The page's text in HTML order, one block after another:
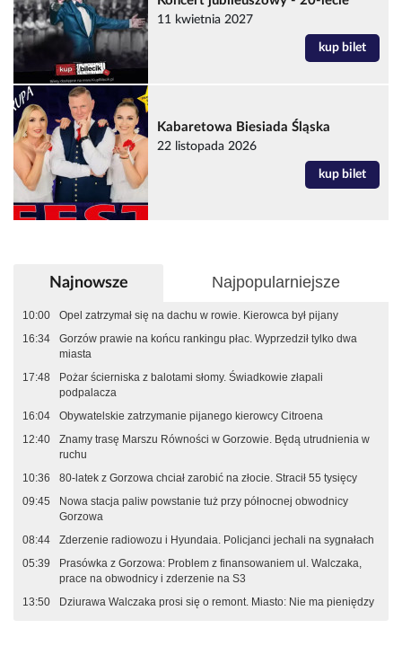
11 kwietnia 2027
kup bilet
Kabaretowa Biesiada Śląska
22 listopada 2026
kup bilet
Najnowsze Najpopularniejsze
10:00
Opel zatrzymał się na dachu w rowie. Kierowca był pijany
16:34
Gorzów prawie na końcu rankingu płac. Wyprzedził tylko dwa
miasta
17:48
Pożar ścierniska z balotami słomy. Świadkowie złapali
podpalacza
16:04
Obywatelskie zatrzymanie pijanego kierowcy Citroena
12:40
Znamy trasę Marszu Równości w Gorzowie. Będą utrudnienia w
ruchu
10:36
80-latek z Gorzowa chciał zarobić na złocie. Stracił 55 tysięcy
09:45
Nowa stacja paliw powstanie tuż przy północnej obwodnicy
Gorzowa
08:44
Zderzenie radiowozu i Hyundaia. Policjanci jechali na sygnałach
05:39
Prasówka z Gorzowa: Problem z finansowaniem ul. Walczaka,
prace na obwodnicy i zderzenie na S3
13:50
Dziurawa Walczaka prosi się o remont. Miasto: Nie ma pieniędzy